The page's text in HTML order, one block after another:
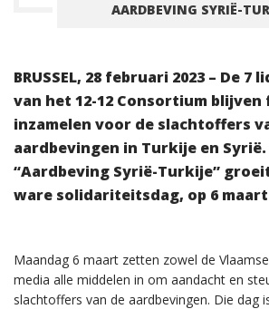
AARDBEVING SYRIË-
BRUSSEL, 28 februari 2023 – De
van het 12-12 Consortium blijven
inzamelen voor de slachtoffers
aardbevingen in Turkije en
“Aardbeving Syrië-Turkije”
ware solidariteitsdag, op 6
Maandag 6 maart zetten zowel de
media alle middelen in om aandacht en
slachtoffers van de aardbevingen. Die dag